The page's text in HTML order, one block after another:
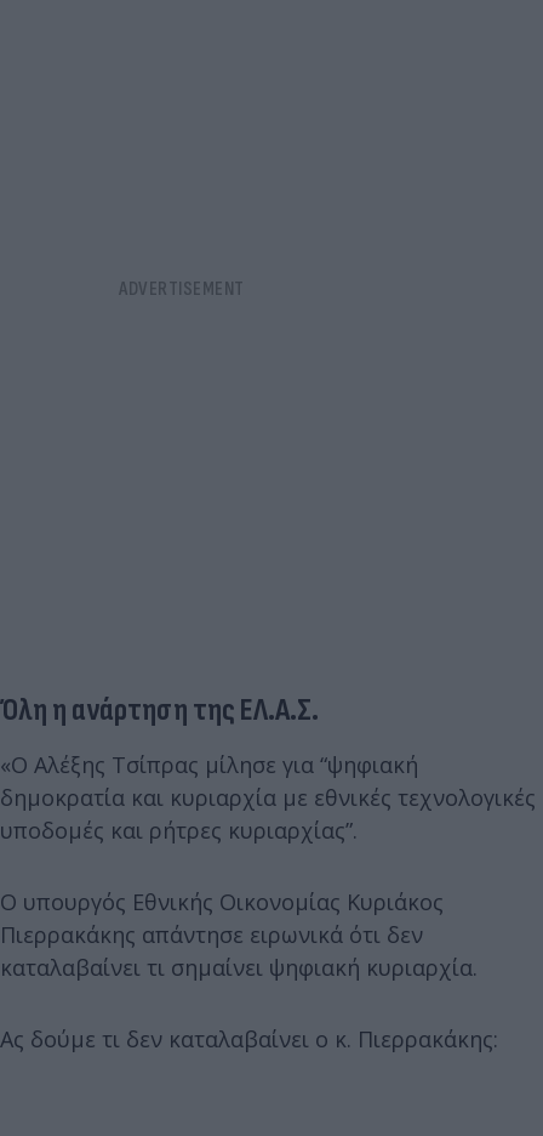
Όλη η ανάρτηση της ΕΛ.Α.Σ.
«Ο Αλέξης Τσίπρας μίλησε για “ψηφιακή
δημοκρατία και κυριαρχία με εθνικές τεχνολογικές
υποδομές και ρήτρες κυριαρχίας”.
Ο υπουργός Εθνικής Οικονομίας Κυριάκος
Πιερρακάκης απάντησε ειρωνικά ότι δεν
καταλαβαίνει τι σημαίνει ψηφιακή κυριαρχία.
Ας δούμε τι δεν καταλαβαίνει ο κ. Πιερρακάκης: